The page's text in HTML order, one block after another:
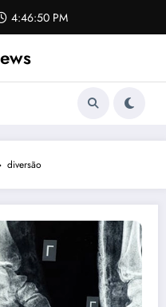
4:46:50 PM
diversão